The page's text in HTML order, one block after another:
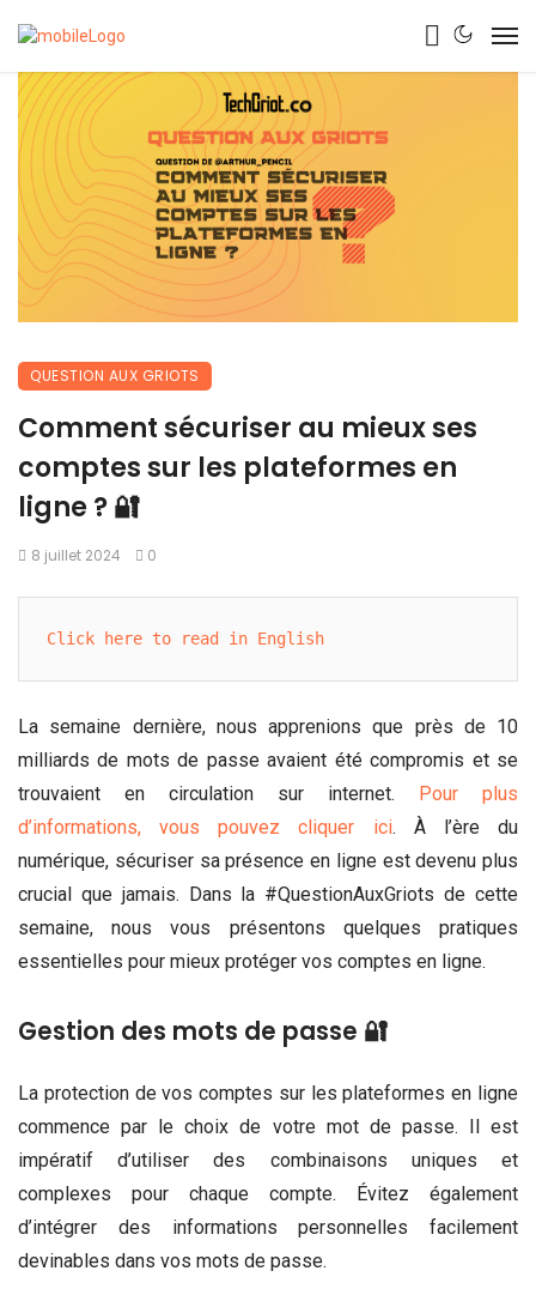
QUESTION AUX GRIOTS
Comment sécuriser au mieux ses
comptes sur les plateformes en
ligne ? 🔐
8 juillet 2024 0
Click here to read in English
La semaine dernière, nous apprenions que près de 10
milliards de mots de passe avaient été compromis et se
trouvaient en circulation sur internet. Pour plus
d’informations, vous pouvez cliquer ici. À l’ère du
numérique, sécuriser sa présence en ligne est devenu plus
crucial que jamais. Dans la #QuestionAuxGriots de cette
semaine, nous vous présentons quelques pratiques
essentielles pour mieux protéger vos comptes en ligne.
Gestion des mots de passe 🔐
La protection de vos comptes sur les plateformes en ligne
commence par le choix de votre mot de passe. Il est
impératif d’utiliser des combinaisons uniques et
complexes pour chaque compte. Évitez également
d’intégrer des informations personnelles facilement
devinables dans vos mots de passe.